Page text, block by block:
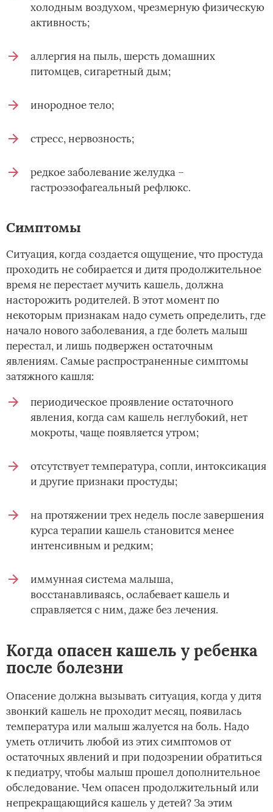
холодным воздухом, чрезмерную физическую
активность;
аллергия на пыль, шерсть домашних
питомцев, сигаретный дым;
инородное тело;
стресс, нервозность;
редкое заболевание желудка –
гастроэзофагеальный рефлюкс.
Симптомы
Ситуация, когда создается ощущение, что простуда
проходить не собирается и дитя продолжительное
время не перестает мучить кашель, должна
насторожить родителей. В этот момент по
некоторым признакам надо суметь определить, где
начало нового заболевания, а где болеть малыш
перестал, и лишь подвержен остаточным
явлениям. Самые распространенные симптомы
затяжного кашля:
периодическое проявление остаточного
явления, когда сам кашель неглубокий, нет
мокроты, чаще появляется утром;
отсутствует температура, сопли, интоксикация
и другие признаки простуды;
на протяжении трех недель после завершения
курса терапии кашель становится менее
интенсивным и редким;
иммунная система малыша,
восстанавливаясь, ослабевает кашель и
справляется с ним, даже без лечения.
Когда опасен кашель у ребенка
после болезни
Опасение должна вызывать ситуация, когда у дитя
звонкий кашель не проходит месяц, появилась
температура или малыш жалуется на боль. Надо
уметь отличить любой из этих симптомов от
остаточных явлений и при подозрении обратиться
к педиатру, чтобы малыш прошел дополнительное
обследование. Чем опасен продолжительный или
непрекращающийся кашель у детей? За этим